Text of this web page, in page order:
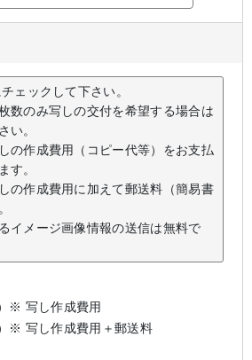
ェックして下さい。
数のみ写しの交付を希望する場合は
い。
の作成費用（コピー代等）をお支払
す。
の作成費用に加えて郵送料（簡易書
イメージ画像情報の送信は無料で
※ 写し作成費用
※ 写し作成費用＋郵送料